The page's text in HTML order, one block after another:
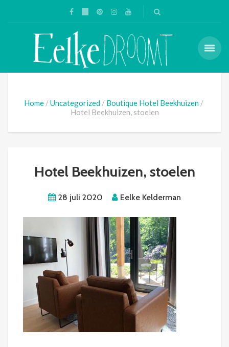
Home Uncategorized
Boutique Hotel Beekhuizen
Hotel Beekhuizen, stoelen
Hotel Beekhuizen, stoelen
28 juli 2020 Eelke Kelderman